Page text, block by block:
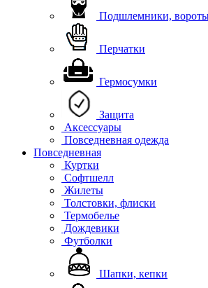
Подшлемники,
Перчатки
Гермосумки
Защита
Аксессуары
Повседневная одежда
Повседневная
Куртки
Софтшелл
Жилеты
Толстовки, флиски
Термобелье
Дождевики
Футболки
Шапки, кепки